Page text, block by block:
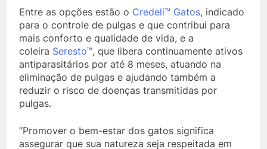
Entre as opções estão o Credeli™ Gatos, indicado
para o controle de pulgas e que contribui para
mais conforto e qualidade de vida, e a
coleira Seresto™, que libera continuamente ativos
antiparasitários por até 8 meses, atuando na
eliminação de pulgas e ajudando também a
reduzir o risco de doenças transmitidas por
pulgas.
“Promover o bem-estar dos gatos significa
assegurar que sua natureza seja respeitada em